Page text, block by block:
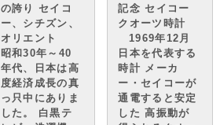
の誇り セイコ
ー、シチズン、
オリエント
昭和30年～40
年代、日本は高
度経済成長の真
っ只中にありま
した。 白黒テ
記念 セイコー
クオーツ時計
1969年12月
日本を代表する
時計 メーカ
ー・セイコーが
通電すると安定
した 高振動が